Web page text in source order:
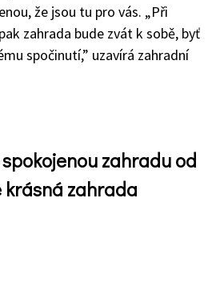
že jsou tu pro vás. „Při
pak zahrada bude zvát k sobě, byť
spočinutí,” uzavírá zahradní
zahradu od
zahrada